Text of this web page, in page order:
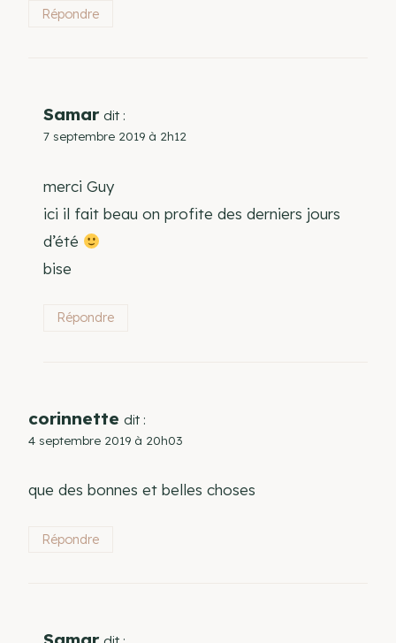
Répondre
Samar dit :
7 septembre 2019 à 2h12
merci Guy
ici il fait beau on profite des derniers jours
d’été
bise
Répondre
corinnette dit :
4 septembre 2019 à 20h03
que des bonnes et belles choses
Répondre